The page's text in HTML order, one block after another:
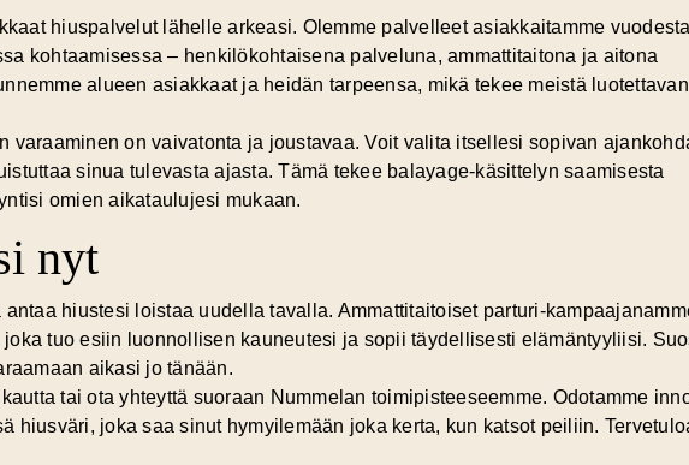
hiuspalvelut lähelle arkeasi. Olemme palvelleet asiakkaitamme
kohtaamisessa – henkilökohtaisena palveluna, ammattitaitona ja aitona
alueen asiakkaat ja heidän tarpeensa, mikä tekee meistä luotettavan
varaaminen on vaivatonta ja joustavaa. Voit valita itsellesi sopivan
sinua tulevasta ajasta. Tämä tekee balayage-käsittelyn saamisesta
omien aikataulujesi mukaan.
nyt
hiustesi loistaa uudella tavalla. Ammattitaitoiset parturi-
joka tuo esiin luonnollisen kauneutesi ja sopii täydellisesti elämäntyyliisi.
aikasi jo tänään.
tai ota yhteyttä suoraan Nummelan toimipisteeseemme. Odotamme
hiusväri, joka saa sinut hymyilemään joka kerta, kun katsot peiliin.